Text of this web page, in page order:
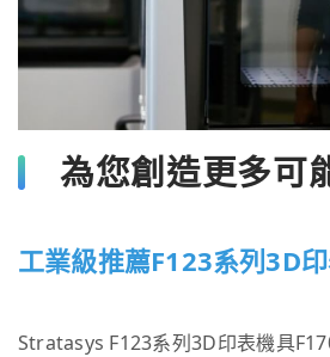
為您創造更多可
工業級推薦F123系列3D
Stratasys F123系列3D印表機具